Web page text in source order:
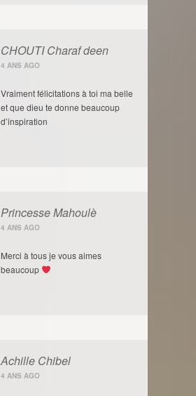
CHOUTI Charaf deen
4 ANS AGO
Vraiment félicitations à toi ma belle
et que dieu te donne beaucoup
d’inspiration
Princesse Mahoulè
4 ANS AGO
Merci à tous je vous aimes
beaucoup
Achille Chibel
4 ANS AGO